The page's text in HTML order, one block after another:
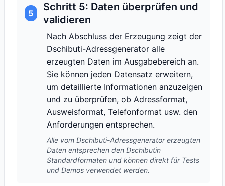
5
Schritt 5: Daten überprüfen und
validieren
Nach Abschluss der Erzeugung zeigt der
Dschibuti-Adressgenerator alle
erzeugten Daten im Ausgabebereich an.
Sie können jeden Datensatz erweitern,
um detaillierte Informationen anzuzeigen
und zu überprüfen, ob Adressformat,
Ausweisformat, Telefonformat usw. den
Anforderungen entsprechen.
Alle vom Dschibuti-Adressgenerator erzeugten
Daten entsprechen den Dschibutin
Standardformaten und können direkt für Tests
und Demos verwendet werden.